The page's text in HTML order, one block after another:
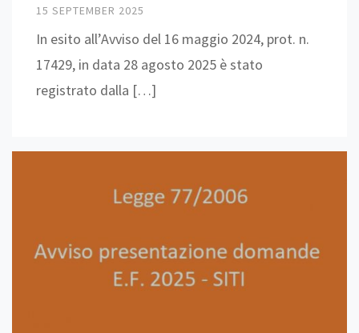
15 SEPTEMBER 2025
In esito all’Avviso del 16 maggio 2024, prot. n.
17429, in data 28 agosto 2025 è stato
registrato dalla […]